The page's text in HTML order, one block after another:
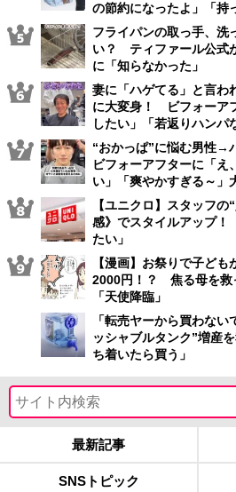
の節約になったよ」「持
フライパンの取っ手、洗
い？ ティファール公式
に「知らなかった」
妻に「ハゲてる」と言
に大変身！ ビフォーア
したい」「若返りハンパ
“おかっぱ”に悩む男性→
ビフォーアフターに「え
い」「爽やかすぎる～」
【ユニクロ】スタッフ
感》でスタイルアップ
たい」
【漫画】お祭りで子ど
2000円！？ 焦る母を救
「天使降臨」
「転売ヤーから買わな
ッシャブルタンク”増産
ち着いたら買う」
最新記事
SNSトピック